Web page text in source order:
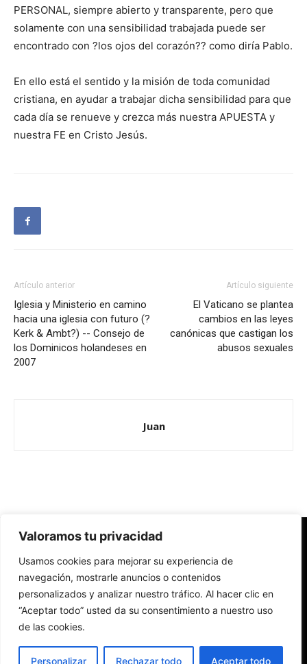
Valoramos tu privacidad
Usamos cookies para mejorar su experiencia de
navegación, mostrarle anuncios o contenidos
personalizados y analizar nuestro tráfico. Al hacer clic en
“Aceptar todo” usted da su consentimiento a nuestro uso
de las cookies.
Personalizar Rechazar todo Aceptar todo
PERSONAL, siempre abierto y transparente, pero que
solamente con una sensibilidad trabajada puede ser
encontrado con ?los ojos del corazón?? como diría Pablo.
En ello está el sentido y la misión de toda comunidad
cristiana, en ayudar a trabajar dicha sensibilidad para que
cada día se renueve y crezca más nuestra APUESTA y
nuestra FE en Cristo Jesús.
Artículo anterior
Iglesia y Ministerio en camino
hacia una iglesia con futuro (?
Kerk & Ambt?) -- Consejo de
los Dominicos holandeses en
2007
Artículo siguiente
El Vaticano se plantea
cambios en las leyes
canónicas que castigan los
abusos sexuales
Juan
Redes Cristianas
Una mirada alternativa sobre la Iglesia católica y la sociedad
- Colectivos de Redes Cristianas